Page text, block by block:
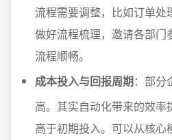
流程需要调整，比如订单处
做好流程梳理，邀请各部门
流程顺畅。
成本投入与回报周期：部分
高。其实自动化带来的效率
高于初期投入。可以从核